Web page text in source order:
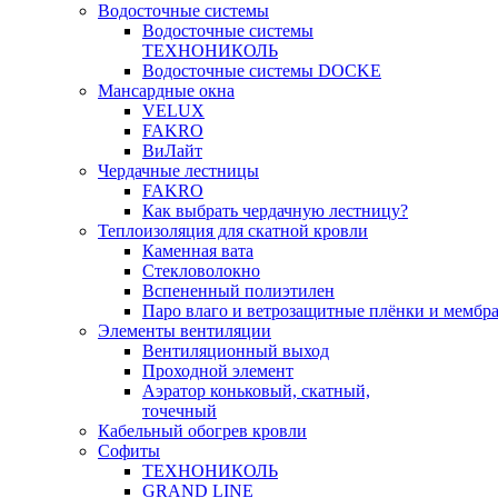
Водосточные системы
Водосточные системы
ТЕХНОНИКОЛЬ
Водосточные системы DOCKE
Мансардные окна
VELUX
FAKRO
ВиЛайт
Чердачные лестницы
FAKRO
Как выбрать чердачную лестницу?
Теплоизоляция для скатной кровли
Каменная вата
Стекловолокно
Вспененный полиэтилен
Паро влаго и ветрозащитные плёнки и
Элементы вентиляции
Вентиляционный выход
Проходной элемент
Аэратор коньковый, скатный,
точечный
Кабельный обогрев кровли
Софиты
ТЕХНОНИКОЛЬ
GRAND LINE